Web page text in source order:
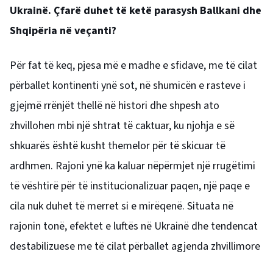
Ukrainë. Çfarë duhet të ketë parasysh Ballkani dhe
Shqipëria në veçanti?
Për fat të keq, pjesa më e madhe e sfidave, me të cilat
përballet kontinenti ynë sot, në shumicën e rasteve i
gjejmë rrënjët thellë në histori dhe shpesh ato
zhvillohen mbi një shtrat të caktuar, ku njohja e së
shkuarës është kusht themelor për të skicuar të
ardhmen. Rajoni ynë ka kaluar nëpërmjet një rrugëtimi
të vështirë për të institucionalizuar paqen, një paqe e
cila nuk duhet të merret si e mirëqenë. Situata në
rajonin tonë, efektet e luftës në Ukrainë dhe tendencat
destabilizuese me të cilat përballet agjenda zhvillimore